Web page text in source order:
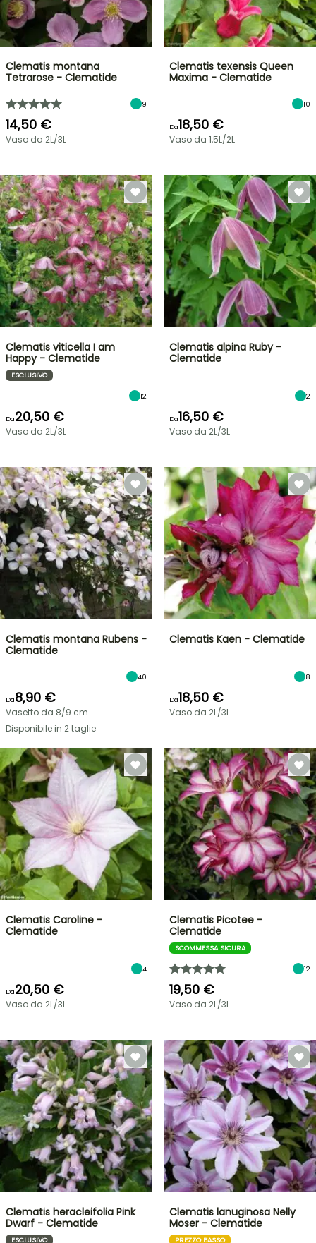
Clematis montana
Tetrarose - Clematide
9
14,50 €
Vaso da 2L/3L
Clematis texensis Queen
Maxima - Clematide
10
Da18,50 €
Vaso da 1,5L/2L
Clematis viticella I am
Happy - Clematide
ESCLUSIVO
12
Da20,50 €
Vaso da 2L/3L
Clematis alpina Ruby -
Clematide
2
Da16,50 €
Vaso da 2L/3L
Clematis montana Rubens -
Clematide
40
Da8,90 €
Vasetto da 8/9 cm
Disponibile in 2 taglie
Clematis Kaen - Clematide
8
Da18,50 €
Vaso da 2L/3L
Clematis Caroline -
Clematide
4
Da20,50 €
Vaso da 2L/3L
Clematis Picotee -
Clematide
SCOMMESSA SICURA
12
19,50 €
Vaso da 2L/3L
Clematis heracleifolia Pink
Dwarf - Clematide
ESCLUSIVO
Clematis lanuginosa Nelly
Moser - Clematide
PREZZO BASSO